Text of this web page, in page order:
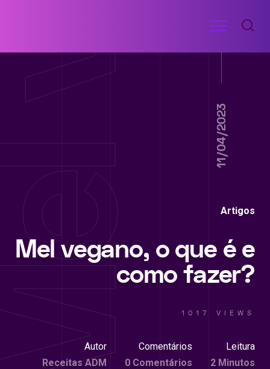
conteúdo
RECEITAS
ACADEMIA
Menu
11/04/2023
Artigos
Mel vegano, o que é e
como fazer?
1017 VIEWS
Autor
Receitas ADM
Comentários
0 Comentários
Leitura
2 Minutos